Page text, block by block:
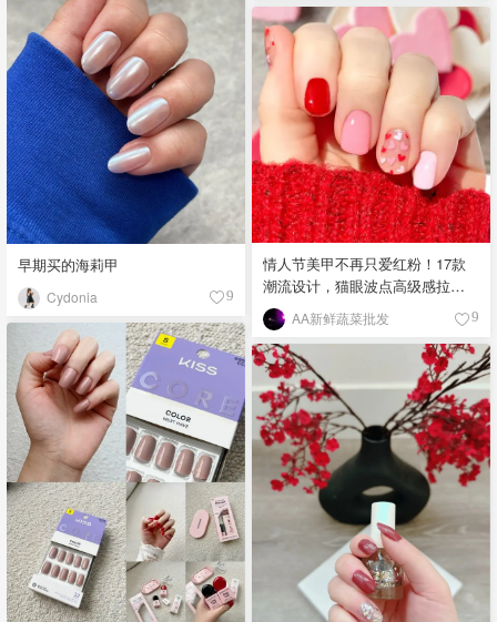
早期买的海莉甲
Cydonia 9
情人节美甲不再只爱红粉！17款
潮流设计，猫眼波点高级感拉
满！ AA新鲜蔬菜批发 9